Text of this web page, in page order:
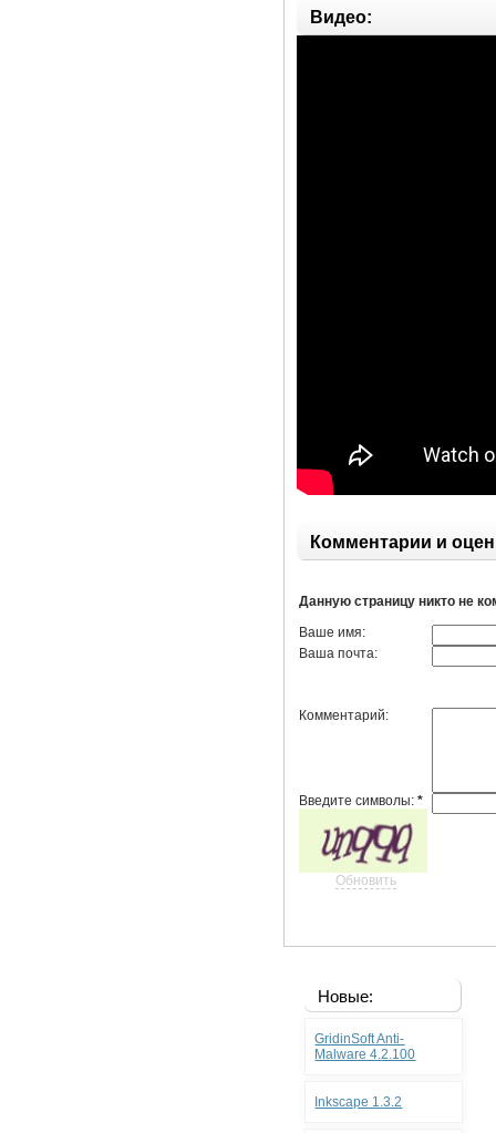
Видео:
Комментарии и
Данную страницу никто не
Ваше имя:
Ваша почта:
Комментарий:
Введите символы:*
Обновить
Новые:
GridinSoft Anti-
Malware 4.2.100
Inkscape 1.3.2